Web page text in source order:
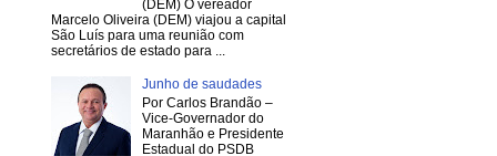
(DEM) O vereador
Marcelo Oliveira (DEM) viajou a capital
São Luís para uma reunião com
secretários de estado para ...
Junho de saudades
Por Carlos Brandão –
Vice-Governador do
Maranhão e Presidente
Estadual do PSDB